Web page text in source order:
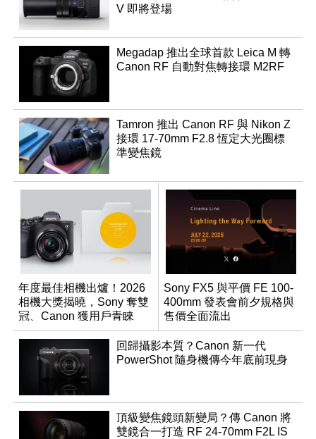
V 即將登場
Megadap 推出全球首款 Leica M 轉
Canon RF 自動對焦轉接環 M2RF
Tamron 推出 Canon RF 與 Nikon Z
接環 17-70mm F2.8 恆定大光圈標
準變焦鏡
年度最佳相機出爐！2026
相機大獎揭曉，Sony 奪雙
冠、Canon 獲用戶青睞
Sony FX5 與平價 FE 100-
400mm 發表會前夕規格與
售價全面流出
回歸攝影本質？Canon 新一代
PowerShot 隨身機傳今年底前現身
頂級變焦鏡頭新變局？傳 Canon 將
雙鏡合一打造 RF 24-70mm F2L IS